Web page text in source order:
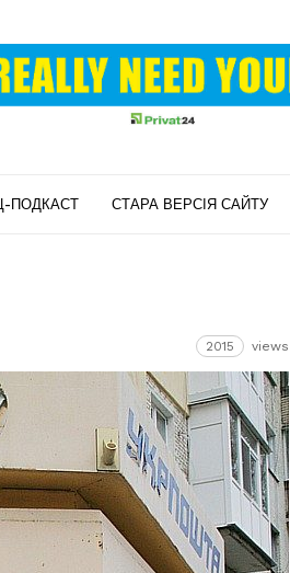
ПОДКАСТ СТАРА ВЕРСІЯ САЙТУ
2015 views